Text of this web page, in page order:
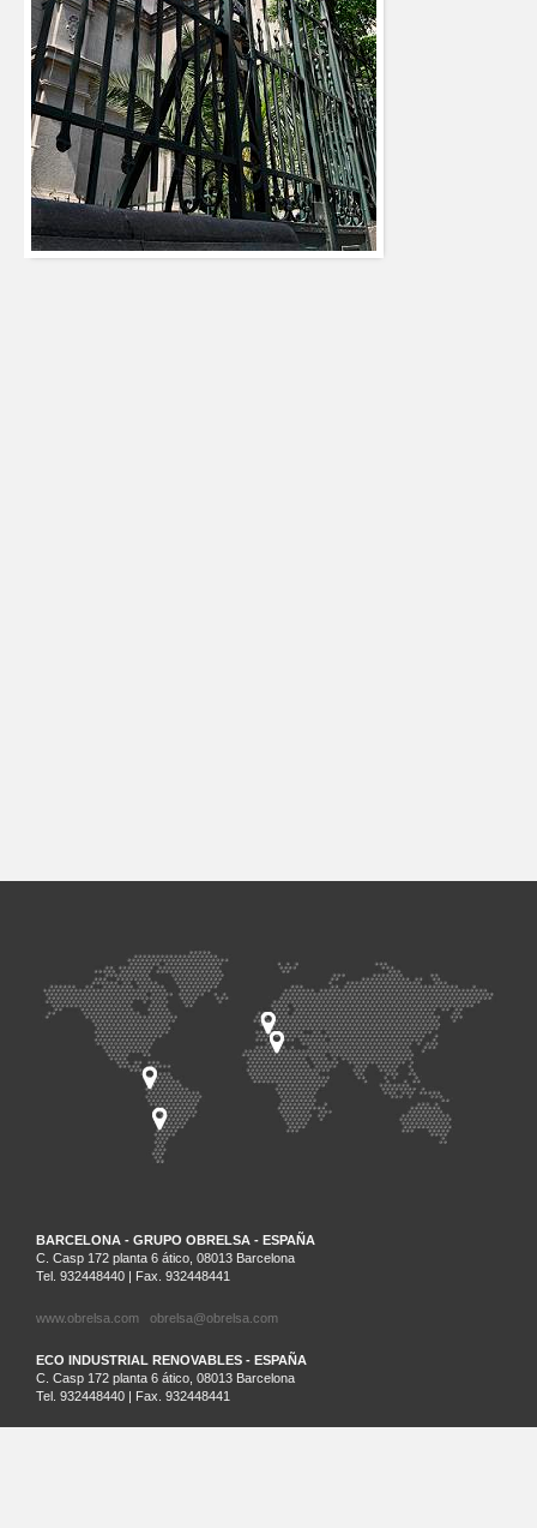
BARCELONA - GRUPO OBRELSA - ESPAÑA
C. Casp 172 planta 6 ático, 08013 Barcelona
Tel. 932448440 | Fax. 932448441
www.obrelsa.com obrelsa@obrelsa.com
ECO INDUSTRIAL RENOVABLES - ESPAÑA
C. Casp 172 planta 6 ático, 08013 Barcelona
Tel. 932448440 | Fax. 932448441